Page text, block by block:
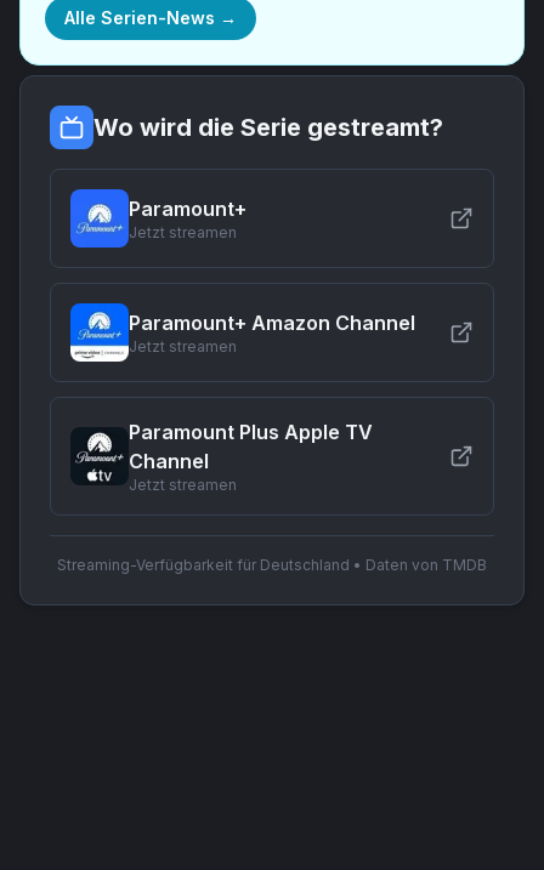
Alle Serien-News →
Wo wird die Serie gestreamt?
Paramount+
Jetzt streamen
Paramount+ Amazon Channel
Jetzt streamen
Paramount Plus Apple TV
Channel
Jetzt streamen
Streaming-Verfügbarkeit für Deutschland • Daten von TMDB